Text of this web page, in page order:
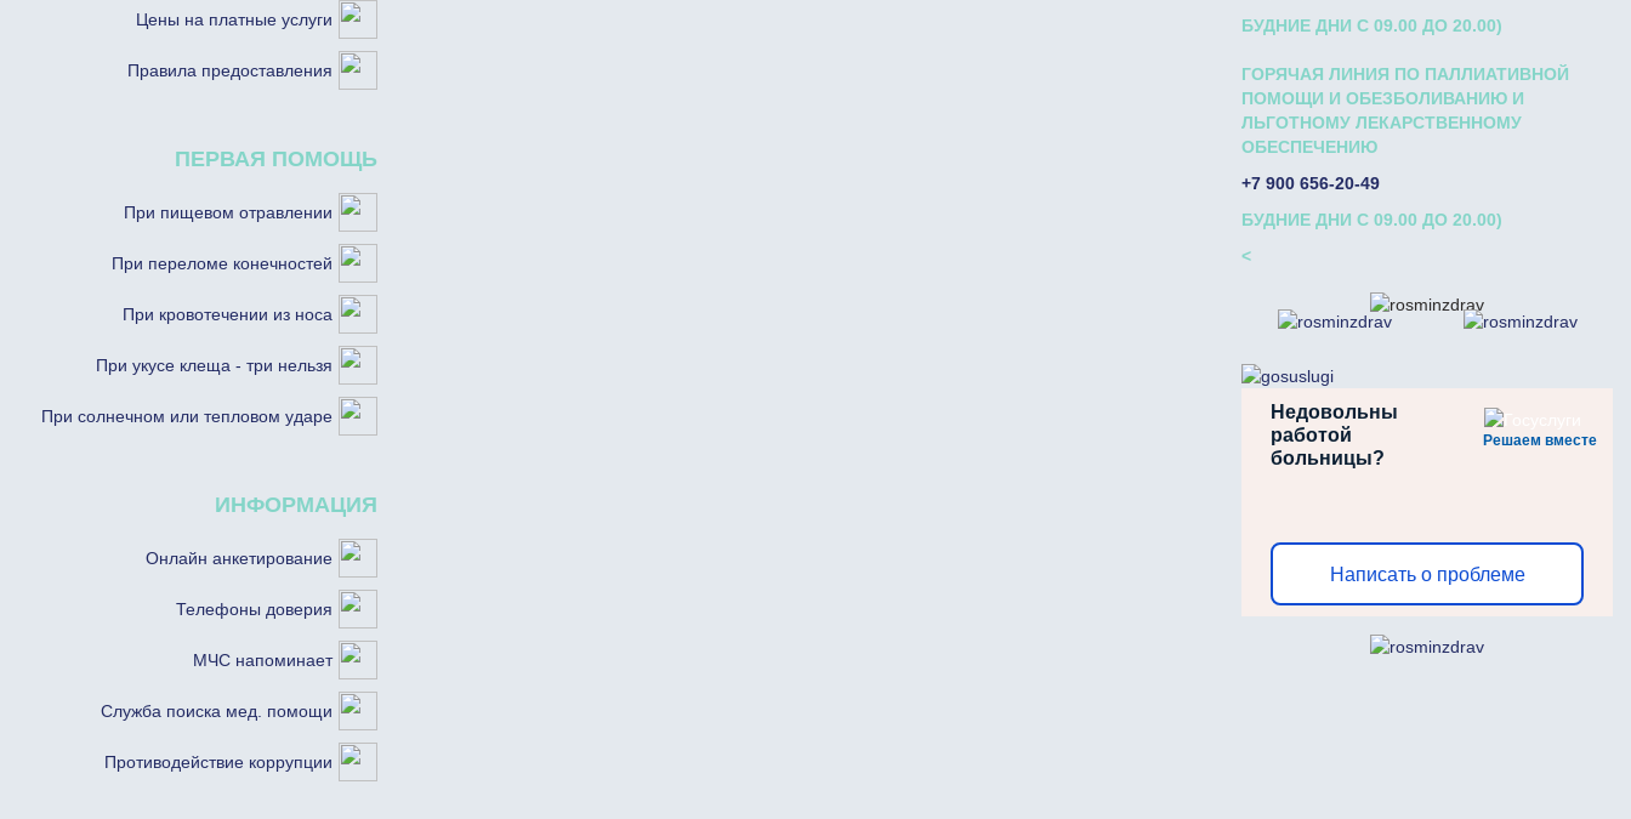
Цены на платные услуги
Правила предоставления
ПЕРВАЯ ПОМОЩЬ
При пищевом отравлении
При переломе конечностей
При кровотечении из носа
При укусе клеща - три нельзя
При солнечном или тепловом ударе
ИНФОРМАЦИЯ
Онлайн анкетирование
Телефоны доверия
МЧС напоминает
Служба поиска мед. помощи
Противодействие коррупции
БУДНИЕ ДНИ С 09.00 ДО 20.00)
ГОРЯЧАЯ ЛИНИЯ ПО ПАЛЛИАТИВНОЙ
ПОМОЩИ И ОБЕЗБОЛИВАНИЮ И
ЛЬГОТНОМУ ЛЕКАРСТВЕННОМУ
ОБЕСПЕЧЕНИЮ
+7 900 656-20-49
БУДНИЕ ДНИ С 09.00 ДО 20.00)
<
Решаем вместе
Недовольны
работой
больницы?
Написать о проблеме